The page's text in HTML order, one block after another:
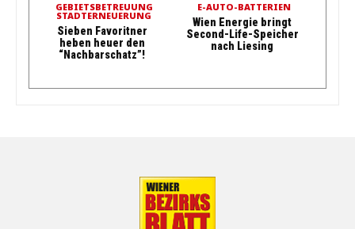
GEBIETSBETREUUNG
STADTERNEUERUNG
Sieben Favoritner
heben heuer den
“Nachbarschatz”!
E-AUTO-BATTERIEN
Wien Energie bringt
Second-Life-Speicher
nach Liesing